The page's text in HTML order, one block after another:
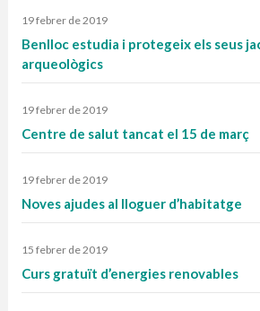
19 febrer de 2019
Benlloc estudia i protegeix els seus
arqueològics
19 febrer de 2019
Centre de salut tancat el 15 de març
19 febrer de 2019
Noves ajudes al lloguer d’habitatge
15 febrer de 2019
Curs gratuït d’energies renovables